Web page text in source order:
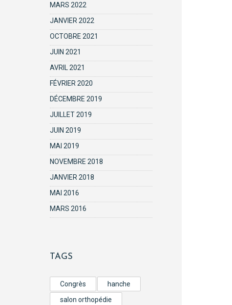
MARS 2022
JANVIER 2022
OCTOBRE 2021
JUIN 2021
AVRIL 2021
FÉVRIER 2020
DÉCEMBRE 2019
JUILLET 2019
JUIN 2019
MAI 2019
NOVEMBRE 2018
JANVIER 2018
MAI 2016
MARS 2016
TAGS
Congrès
hanche
salon orthopédie